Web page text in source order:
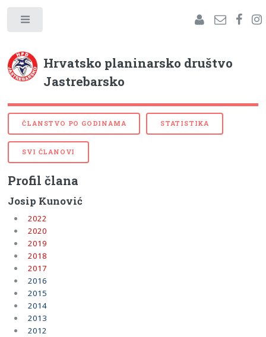
Hrvatsko planinarsko društvo
Jastrebarsko
ČLANSTVO PO GODINAMA STATISTIKA
SVI ČLANOVI
Profil člana
Josip Kunović
2022
2020
2019
2018
2017
2016
2015
2014
2013
2012